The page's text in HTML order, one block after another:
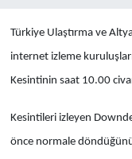
Türkiye Ulaştırma ve
internet izleme
Kesintinin saat 10.00
Kesintileri izleyen
önce normale
Dünya